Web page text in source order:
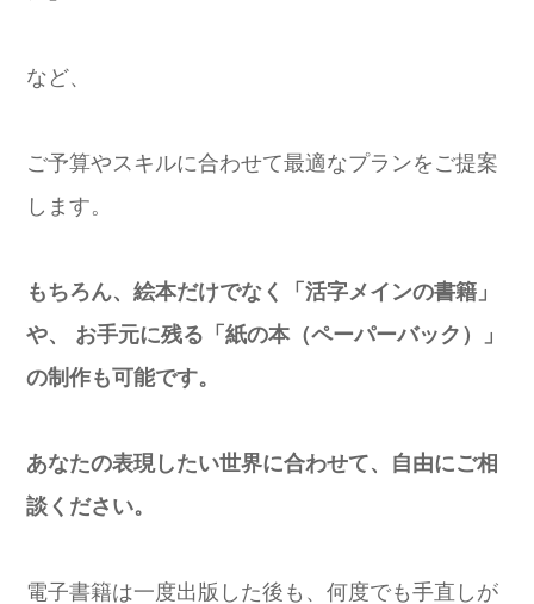
など、
ご予算やスキルに合わせて最適なプランをご提案
します。
もちろん、絵本だけでなく「活字メインの書籍」
や、
お手元に残る「紙の本（ペーパーバック）」
の制作も可能です。
あなたの表現したい世界に合わせて、自由にご相
談ください。
電子書籍は一度出版した後も、何度でも手直しが